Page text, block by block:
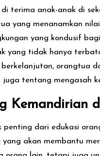
di terima anak-anak di
yang menanamkan
yang kondusif
yang tidak hanya
orangtua
tentang mengasah
Kemandirian
penting dari edukasi
akan membantu